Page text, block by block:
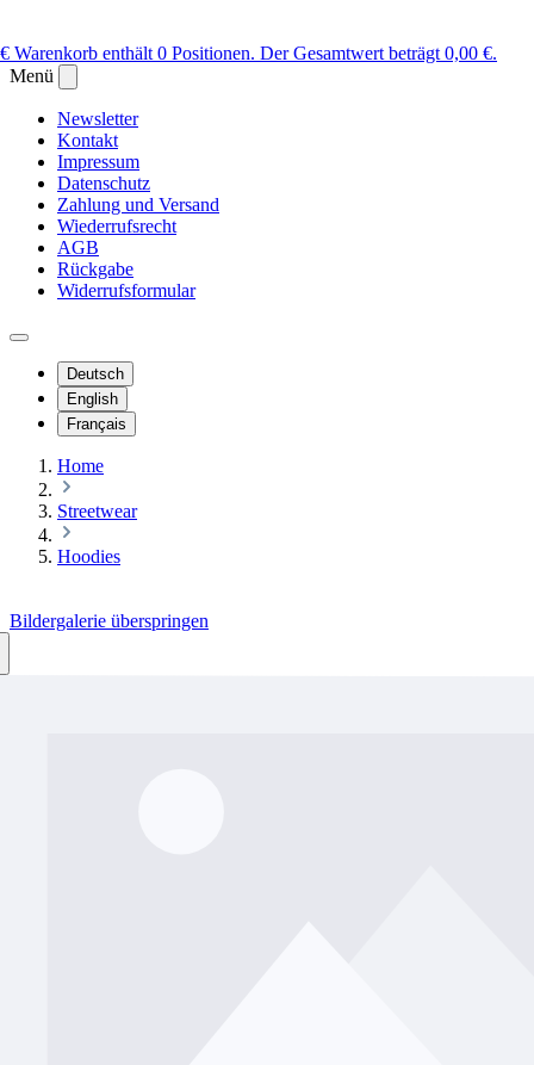
Warenkorb enthält 0 Positionen. Der Gesamtwert beträgt 0,00 €.
Menü
Newsletter
Kontakt
Impressum
Datenschutz
Zahlung und Versand
Wiederrufsrecht
AGB
Rückgabe
Widerrufsformular
Deutsch
English
Français
Home
Streetwear
Hoodies
Bildergalerie überspringen